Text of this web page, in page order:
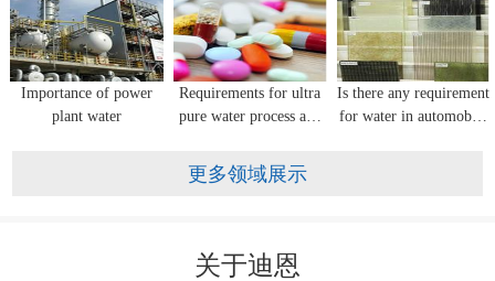
seedling cultivation?
Importance of power
plant water
Requirements for ultra
pure water process and
pharmaceutical industry
Is there any requirement
for water in automobile
更多领域展示
关于迪恩